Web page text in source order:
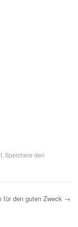
. Speichere den
für den guten Zweck →